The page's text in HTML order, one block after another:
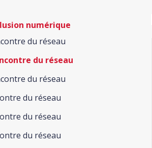
numérique
du réseau
du réseau
du réseau
du réseau
du réseau
du réseau